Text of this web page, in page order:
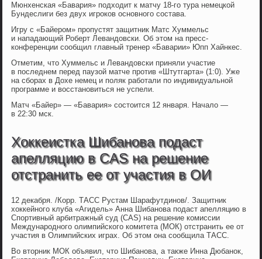
Мюнхенская «Бавария» подходит к матчу 18-го тура немецкой
Бундеслиги без двух игроков основного состава.
Игру с «Байером» пропустят защитник Матс Хуммельс
и нападающий Роберт Левандовски. Об этом на пресс-
конференции сообщил главный тренер «Баварии» Юпп Хайнкес.
Отметим, что Хуммельс и Левандовски приняли участие
в последнем перед паузой матче против «Штутгарта» (1:0). Уже
на сборах в Дохе немец и поляк работали по индивидуальной
программе и восстановиться не успели.
Матч «Байер» — «Бавария» состоится 12 января. Начало —
в 22:30 мск.
Хоккеистка Шибанова подаст
апелляцию в CAS на решение
отстранить ее от участия в ОИ
12 декабря. /Корр. ТАСС Рустам Шарафутдинов/. Защитник
хоккейного клуба «Агидель» Анна Шибанова подаст апелляцию в
Спортивный арбитражный суд (CAS) на решение комиссии
Международного олимпийского комитета (МОК) отстранить ее от
участия в Олимпийских играх. Об этом она сообщила ТАСС.
Во вторник МОК объявил, что Шибанова, а также Инна Дюбанок,